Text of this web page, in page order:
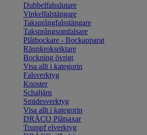
Dubbelfalsslutare
Vinkelfalstängare
Taksprångfalsstängare
Taksprångsomfalsare
Plåtbockare - Bockapparat
Rännkroksriktare
Bockning övrigt
Visa allt i kategorin
Falsverktyg
Knoster
Schaljärn
Smidesverktyg
Visa allt i kategorin
DRÄCO Plåtsaxar
Trumpf elverktyg